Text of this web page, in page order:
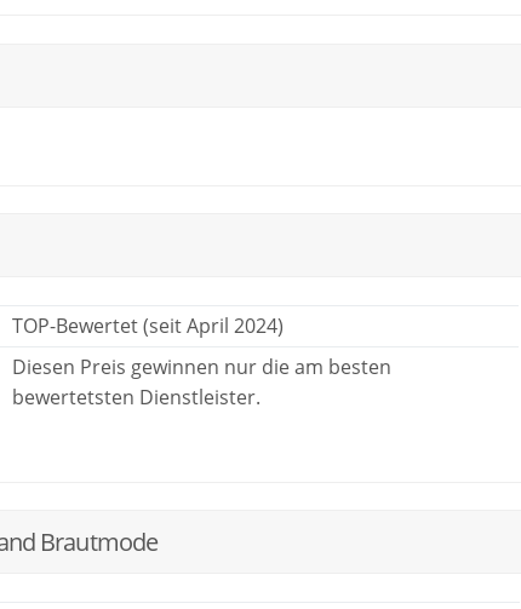
TOP-Bewertet (seit April 2024)
Diesen Preis gewinnen nur die am besten
bewertetsten Dienstleister.
Brautmode